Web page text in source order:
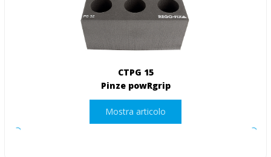
CTPG 15
Pinze powRgrip
Mostra articolo